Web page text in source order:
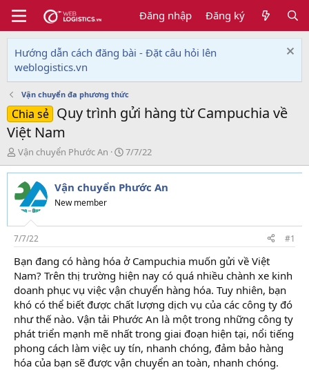
Đăng nhập Đăng ký
Hướng dẫn cách đăng bài - Đặt câu hỏi lên
weblogistics.vn
Vận chuyển đa phương thức
Chia sẻ Quy trình gửi hàng từ Campuchia về
Việt Nam
T
h
r
e
a
d
s
t
a
r
t
e
r
Vận chuyển Phước An
N
g
à
y
i
7/7/22
Vận chuyển Phước An
New member
7/7/22 #1
Bạn đang có hàng hóa ở Campuchia muốn gửi về Việt
Nam? Trên thị trường hiện nay có quá nhiều chành xe kinh
doanh phục vụ việc vận chuyển hàng hóa. Tuy nhiên, bạn
khó có thể biết được chất lượng dịch vụ của các công ty đó
như thế nào. Vận tải Phước An là một trong những công ty
phát triển mạnh mẽ nhất trong giai đoạn hiện tại, nổi tiếng
phong cách làm việc uy tín, nhanh chóng, đảm bảo hàng
hóa của bạn sẽ được vận chuyển an toàn, nhanh chóng.